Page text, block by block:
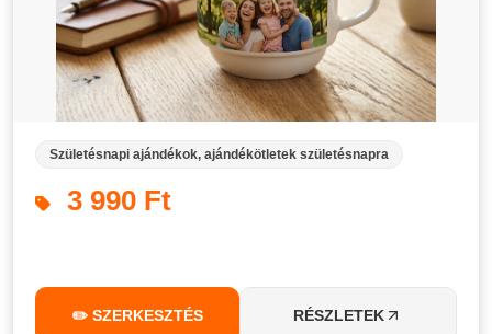
Születésnapi ajándékok, ajándékötletek születésnapra
3 990 Ft
✏️ SZERKESZTÉS RÉSZLETEK